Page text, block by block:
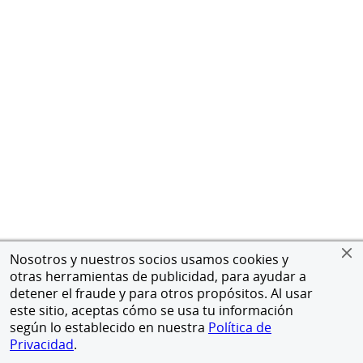
Nosotros y nuestros socios usamos cookies y
otras herramientas de publicidad, para ayudar a
detener el fraude y para otros propósitos. Al usar
este sitio, aceptas cómo se usa tu información
según lo establecido en nuestra Política de
Privacidad.